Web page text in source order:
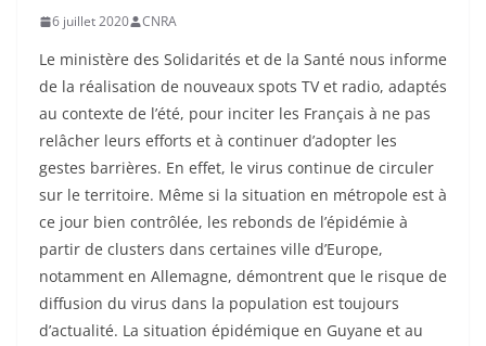
6 juillet 2020 CNRA
Le ministère des Solidarités et de la Santé nous informe
de la réalisation de nouveaux spots TV et radio, adaptés
au contexte de l’été, pour inciter les Français à ne pas
relâcher leurs efforts et à continuer d’adopter les
gestes barrières. En effet, le virus continue de circuler
sur le territoire. Même si la situation en métropole est à
ce jour bien contrôlée, les rebonds de l’épidémie à
partir de clusters dans certaines ville d’Europe,
notamment en Allemagne, démontrent que le risque de
diffusion du virus dans la population est toujours
d’actualité. La situation épidémique en Guyane et au